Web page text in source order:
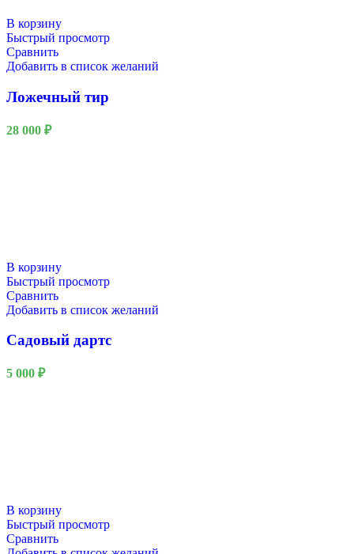
В корзину
Быстрый просмотр
Сравнить
Добавить в список желаний
Ложечный тир
28 000 ₽
В корзину
Быстрый просмотр
Сравнить
Добавить в список желаний
Садовый дартс
5 000 ₽
В корзину
Быстрый просмотр
Сравнить